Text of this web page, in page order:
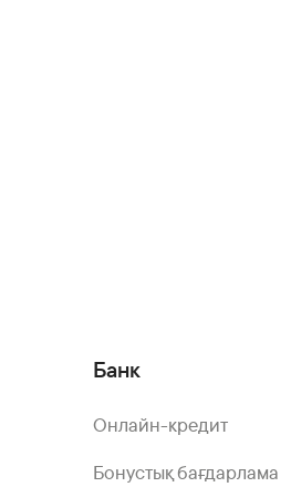
Банк
Онлайн-кредит
Бонустық бағдарлама